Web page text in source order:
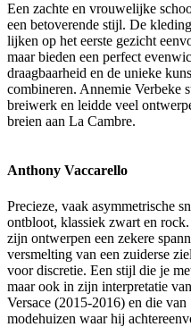
Een zachte en vrouwelijke
een betoverende stijl. De
lijken op het eerste gezicht
maar bieden een perfect
draagbaarheid en de unieke
combineren. Annemie Verbeke
breiwerk en leidde veel
breien aan La Cambre.
Anthony Vaccarello
Precieze, vaak asymmetrische
ontbloot, klassiek zwart en
zijn ontwerpen een zekere
versmelting van een zuiderse
voor discretie. Een stijl die je
maar ook in zijn interpretatie
Versace (2015-2016) en die
modehuizen waar hij